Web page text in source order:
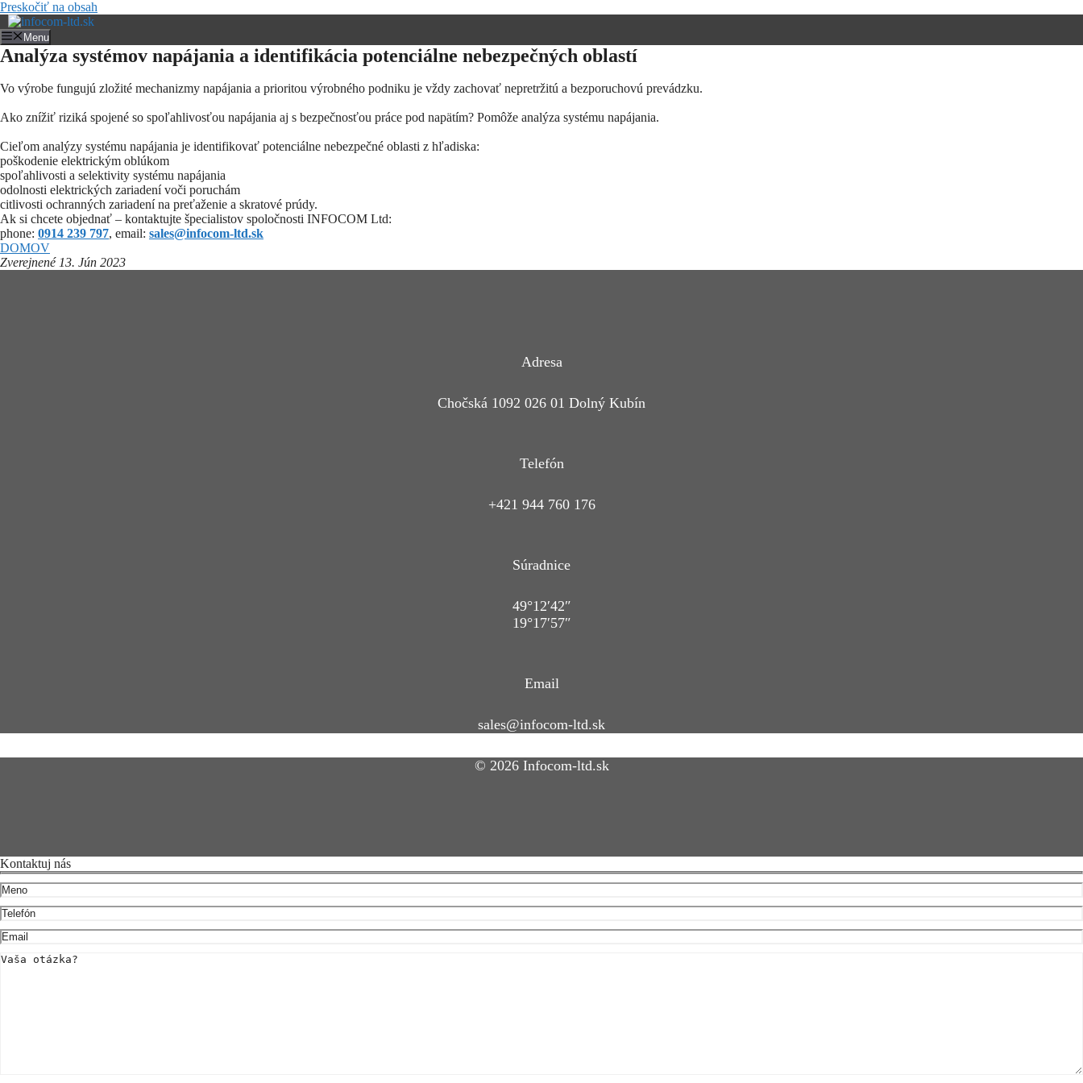
Preskočiť na obsah
Menu
Analýza systémov napájania a identifikácia potenciálne nebezpečných oblastí
Vo výrobe fungujú zložité mechanizmy napájania a prioritou výrobného podniku je vždy zachovať nepretržitú a bezporuchovú prevádzku.
Ako znížiť riziká spojené so spoľahlivosťou napájania aj s bezpečnosťou práce pod napätím? Pomôže analýza systému napájania.
Cieľom analýzy systému napájania je identifikovať potenciálne nebezpečné oblasti z hľadiska:
poškodenie elektrickým oblúkom
spoľahlivosti a selektivity systému napájania
odolnosti elektrických zariadení voči poruchám
citlivosti ochranných zariadení na preťaženie a skratové prúdy.
Ak si chcete objednať – kontaktujte špecialistov spoločnosti INFOCOM Ltd:
phone: 0914 239 797, email: sales@infocom-ltd.sk
DOMOV
Zverejnené 13. Jún 2023
Adresa
Chočská 1092 026 01 Dolný Kubín
Telefón
+421 944 760 176
Súradnice
49°12′42″
19°17′57″
Email
sales@infocom-ltd.sk
© 2026 Infocom-ltd.sk
Kontaktuj nás